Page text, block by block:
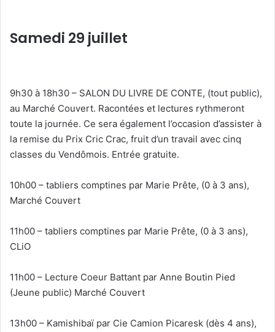
Samedi 29 juillet
9h30 à 18h30 – SALON DU LIVRE DE CONTE, (tout public),
au Marché Couvert. Racontées et lectures rythmeront
toute la journée. Ce sera également l’occasion d’assister à
la remise du Prix Cric Crac, fruit d’un travail avec cinq
classes du Vendômois. Entrée gratuite.
10h00 – tabliers comptines par Marie Prête, (0 à 3 ans),
Marché Couvert
11h00 – tabliers comptines par Marie Prête, (0 à 3 ans),
CLiO
11h00 – Lecture Coeur Battant par Anne Boutin Pied
(Jeune public) Marché Couvert
13h00 – Kamishibaï par Cie Camion Picaresk (dès 4 ans),